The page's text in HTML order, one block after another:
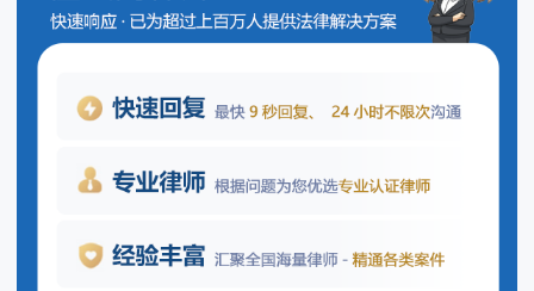
立业主大会，则可暂时交由物业管理公司
依据相关规定代为管理。具体而言，当存
在业主委员会时，该委员会负责基金的管
下，可以授权物业服务企业代理管理，但
所有重要决策仍需得到全体业主的认可和